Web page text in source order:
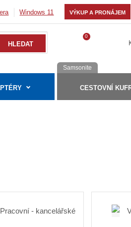
Windows 11 VÝKUP A PRONÁJEM
0
Samsonite
CESTOVNÍ
Pracovní - kancelářské